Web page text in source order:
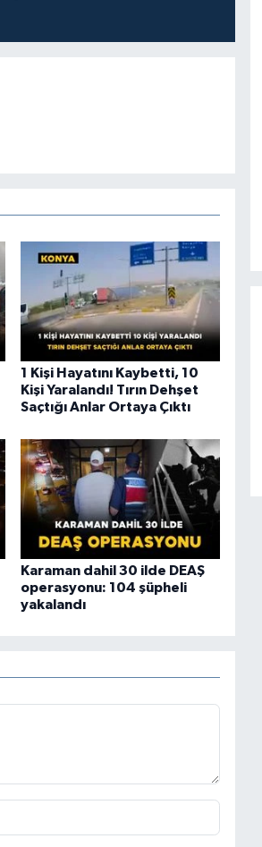
1 Kişi Hayatını Kaybetti, 10
Kişi Yaralandı! Tırın Dehşet
Saçtığı Anlar Ortaya Çıktı
Karaman dahil 30 ilde DEAŞ
operasyonu: 104 şüpheli
yakalandı